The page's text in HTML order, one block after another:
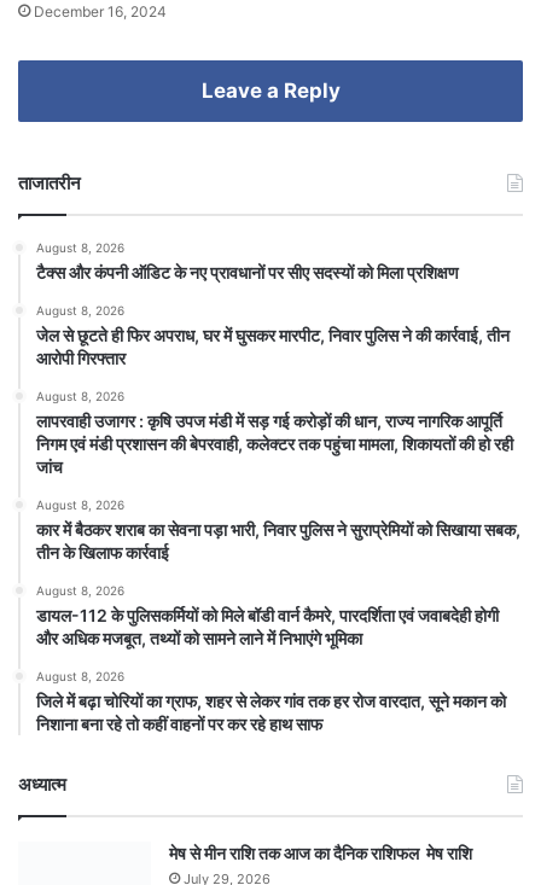
December 16, 2024
Leave a Reply
ताजातरीन
August 8, 2026
टैक्स और कंपनी ऑडिट के नए प्रावधानों पर सीए सदस्यों को मिला प्रशिक्षण
August 8, 2026
जेल से छूटते ही फिर अपराध, घर में घुसकर मारपीट, निवार पुलिस ने की कार्रवाई, तीन
आरोपी गिरफ्तार
August 8, 2026
लापरवाही उजागर : कृषि उपज मंडी में सड़ गई करोड़ों की धान, राज्य नागरिक आपूर्ति
निगम एवं मंडी प्रशासन की बेपरवाही, कलेक्टर तक पहुंचा मामला, शिकायतों की हो रही
जांच
August 8, 2026
कार में बैठकर शराब का सेवना पड़ा भारी, निवार पुलिस ने सुराप्रेमियों को सिखाया सबक,
तीन के खिलाफ कार्रवाई
August 8, 2026
डायल-112 के पुलिसकर्मियों को मिले बॉडी वार्न कैमरे, पारदर्शिता एवं जवाबदेही होगी
और अधिक मजबूत, तथ्यों को सामने लाने में निभाएंगे भूमिका
August 8, 2026
जिले में बढ़ा चोरियों का ग्राफ, शहर से लेकर गांव तक हर रोज वारदात, सूने मकान को
निशाना बना रहे तो कहीं वाहनों पर कर रहे हाथ साफ
अध्यात्म
मेष से मीन राशि तक आज का दैनिक राशिफल मेष राशि
July 29, 2026